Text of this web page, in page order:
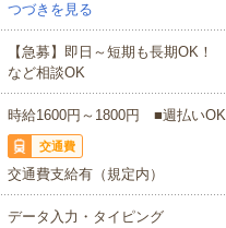
つづきを見る
【急募】即日～短期も長期OK
など相談OK
時給1600円～1800円 ■週払いOK
交通費
交通費支給有（規定内）
データ入力・タイピング